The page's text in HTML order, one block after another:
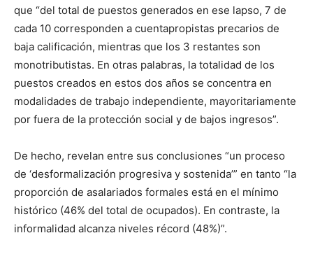
que “del total de puestos generados en ese lapso, 7 de
cada 10 corresponden a cuentapropistas precarios de
baja calificación, mientras que los 3 restantes son
monotributistas. En otras palabras, la totalidad de los
puestos creados en estos dos años se concentra en
modalidades de trabajo independiente, mayoritariamente
por fuera de la protección social y de bajos ingresos”.
De hecho, revelan entre sus conclusiones “un proceso
de ‘desformalización progresiva y sostenida’” en tanto “la
proporción de asalariados formales está en el mínimo
histórico (46% del total de ocupados). En contraste, la
informalidad alcanza niveles récord (48%)”.